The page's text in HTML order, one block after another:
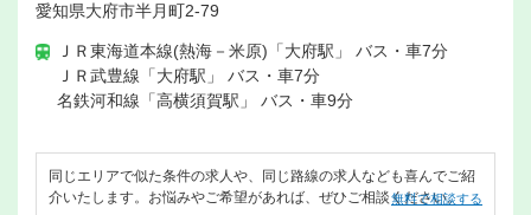
愛知県大府市半月町2-79
ＪＲ東海道本線(熱海－米原)「大府駅」 バス・車7分
ＪＲ武豊線「大府駅」 バス・車7分
名鉄河和線「高横須賀駅」 バス・車9分
同じエリアで似た条件の求人や、同じ路線の求人なども喜んでご紹
介いたします。お悩みやご希望があれば、ぜひご相談ください。
無料で相談する